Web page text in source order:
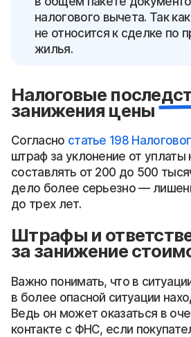
налогового вычета. Так
не относится к сделке по
жилья.
Налоговые
занижения цены
Согласно статье 198
штраф за уклонение от
составлять от 200 до 500
дело более серьезно —
до трех лет.
Штрафы и
за занижение
Важно понимать, что в
в более опасной ситуации
Ведь он может оказаться в
контакте с ФНС, если